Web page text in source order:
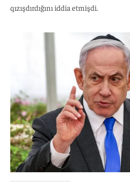
qızışdırdığını iddia etmişdi.